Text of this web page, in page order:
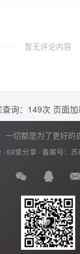
暂无评论内容
询：149次 页面
一切都是为了更好的
59爱分享 · 备案号：